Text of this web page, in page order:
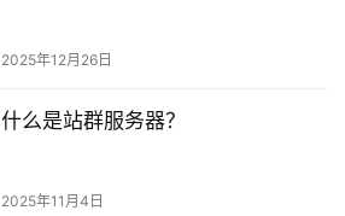
2025年12月26日
什么是站群服务器？
2025年11月4日